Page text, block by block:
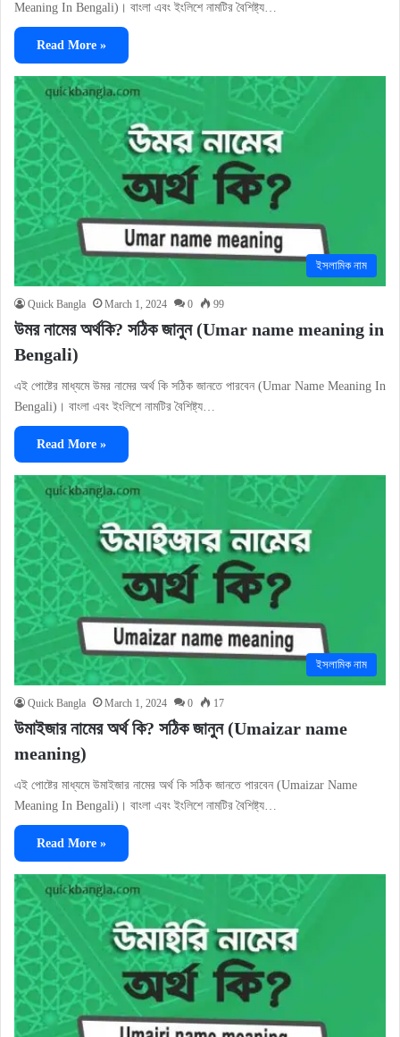
Meaning In Bengali)। বাংলা এবং ইংলিশে নামটির বৈশিষ্ট্য…
Read More »
ইসলামিক নাম
Quick Bangla March 1, 2024 0 99
উমর নামের অর্থকি? সঠিক জানুন (Umar name meaning in
Bengali)
এই পোষ্টের মাধ্যমে উমর নামের অর্থ কি সঠিক জানতে পারবেন (Umar Name Meaning In
Bengali)। বাংলা এবং ইংলিশে নামটির বৈশিষ্ট্য…
Read More »
ইসলামিক নাম
Quick Bangla March 1, 2024 0 17
উমাইজার নামের অর্থ কি? সঠিক জানুন (Umaizar name
meaning)
এই পোষ্টের মাধ্যমে উমাইজার নামের অর্থ কি সঠিক জানতে পারবেন (Umaizar Name
Meaning In Bengali)। বাংলা এবং ইংলিশে নামটির বৈশিষ্ট্য…
Read More »